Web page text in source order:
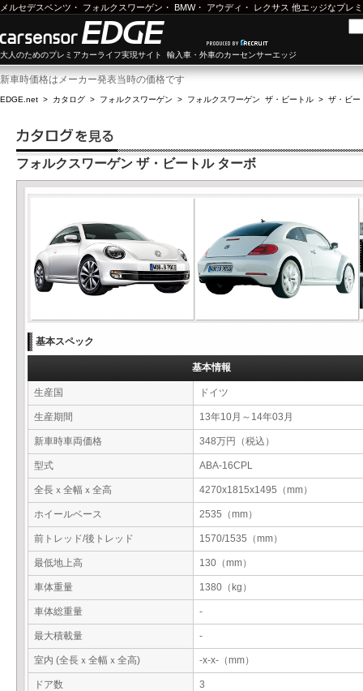
メルセデスベンツ ・ フォルクスワーゲン ・ BMW・ アウディ ・ レクサス 他エッジなプレ
大人のためのプレミアカーライフ実現サイト 輸入車・外車のカーセンサーエッジ
新車時価格はメーカー発表当時の価格です
EDGE.net > カタログ > フォルクスワーゲン > フォルクスワーゲン ザ・ビートル > ザ・ビー
フォルクスワーゲン ザ・ビートル ターボ
基本スペック
基本情報
生産国 ドイツ
生産期間 13年10月～14年03月
新車時車両価格 348万円（税込）
型式 ABA-16CPL
全長ｘ全幅ｘ全高 4270x1815x1495（mm）
ホイールベース 2535（mm）
前トレッド/後トレッド 1570/1535（mm）
最低地上高 130（mm）
車体重量 1380（kg）
車体総重量 -
最大積載量 -
室内 (全長ｘ全幅ｘ全高) -x-x-（mm）
ドア数 3